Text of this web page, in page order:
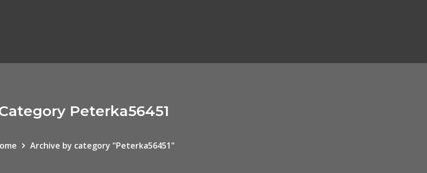
Peterka56451
Archive by category "Peterka56451"